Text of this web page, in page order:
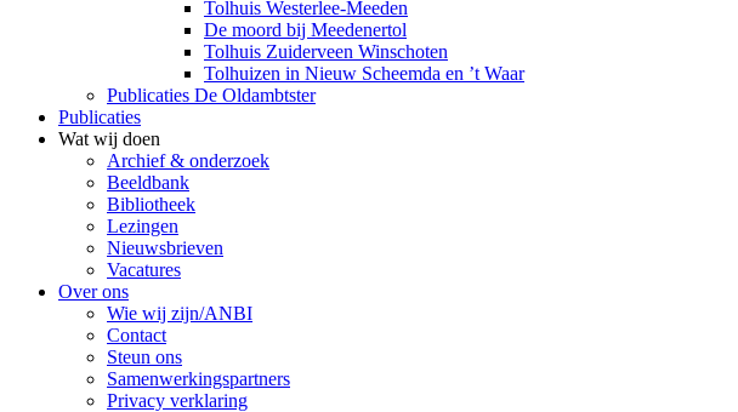
Tolhuis Westerlee-Meeden
De moord bij Meedenertol
Tolhuis Zuiderveen Winschoten
Tolhuizen in Nieuw Scheemda en ’t Waar
Publicaties De Oldambtster
Publicaties
Wat wij doen
Archief & onderzoek
Beeldbank
Bibliotheek
Lezingen
Nieuwsbrieven
Vacatures
Over ons
Wie wij zijn/ANBI
Contact
Steun ons
Samenwerkingspartners
Privacy verklaring